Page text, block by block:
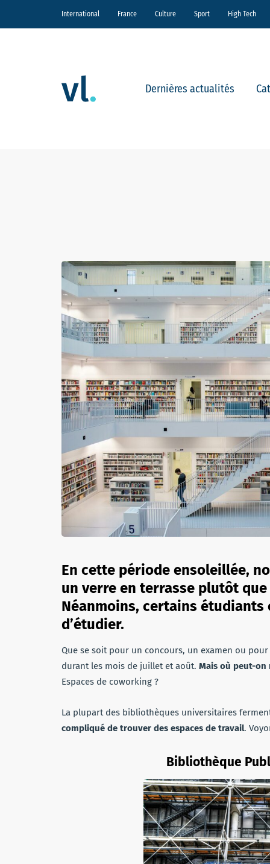
International France Culture Sport High Tech
Dernières actualités
En cette période ensoleillée,
un verre en terrasse plutôt
Néanmoins, certains étudiants
d’étudier.
Que se soit pour un concours, un examen ou
durant les mois de juillet et août. Mais où peut-on
Espaces de coworking ?
La plupart des bibliothèques universitaires
compliqué de trouver des espaces de travail.
Bibliothèque